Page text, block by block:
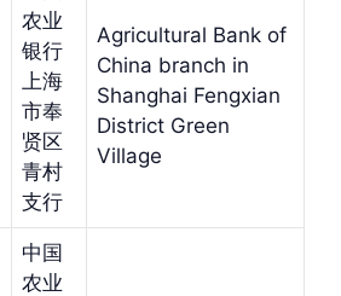
农业
银行
上海
市奉
贤区
青村
支行
Agricultural Bank of
China branch in
Shanghai Fengxian
District Green
Village
中国
农业